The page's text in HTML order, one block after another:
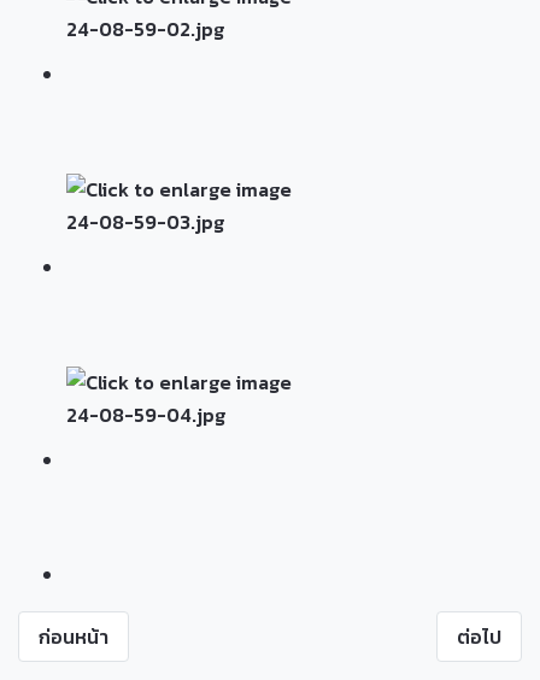
ก่อนหน้า ต่อไป